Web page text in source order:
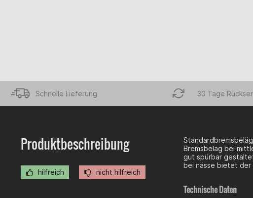
Schnelle Lieferung 30 Tage
Produktbeschreibung
hilfreich nicht hilfreich
Bremsbelag bei
gut spürbar
bei nässe bietet der
Technische Daten